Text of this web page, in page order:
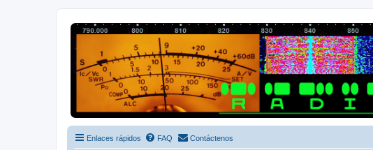
Radio Frecuencias
Foro de Radio Frecuencias
Enlaces rápidos FAQ Contáctenos